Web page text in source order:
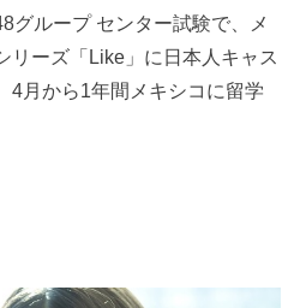
グループ センター試験で、メ
リーズ「Like」に日本人キャス
4月から1年間メキシコに留学